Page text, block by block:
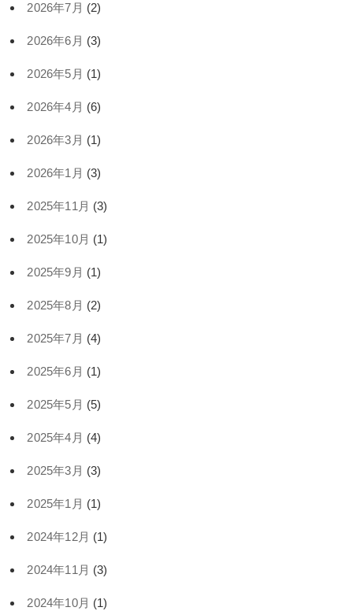
2026年7月 (2)
2026年6月 (3)
2026年5月 (1)
2026年4月 (6)
2026年3月 (1)
2026年1月 (3)
2025年11月 (3)
2025年10月 (1)
2025年9月 (1)
2025年8月 (2)
2025年7月 (4)
2025年6月 (1)
2025年5月 (5)
2025年4月 (4)
2025年3月 (3)
2025年1月 (1)
2024年12月 (1)
2024年11月 (3)
2024年10月 (1)